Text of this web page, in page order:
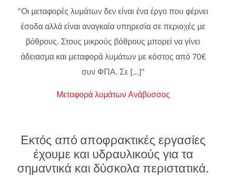
"Οι μεταφορές λυμάτων δεν είναι ένα έργο που φέρνει
έσοδα αλλά είναι αναγκαία υπηρεσία σε περιοχές με
βόθρους. Στους μικρούς βόθρους μπορεί να γίνει
άδειασμα και μεταφορά λυμάτων με κόστος από 70€
συν ΦΠΑ. Σε [...]"
Μεταφορά λυμάτων Ανάβυσσος
Εκτός από αποφρακτικές εργασίες
έχουμε και υδραυλικούς για τα
σημαντικά και δύσκολα περιστατικά.